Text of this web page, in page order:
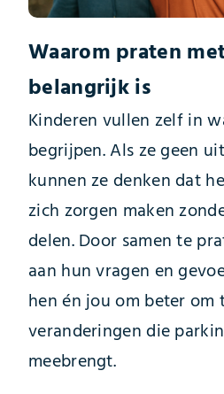
Waarom praten
belangrijk is
Kinderen vullen zelf in
begrijpen. Als ze geen
kunnen ze denken dat
zich zorgen maken
delen. Door samen te
aan hun vragen en
hen én jou om beter om
veranderingen die
meebrengt.